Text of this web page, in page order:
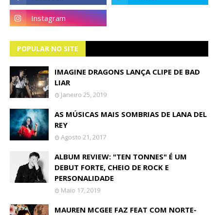
POPULAR NO SITE
IMAGINE DRAGONS LANÇA CLIPE DE BAD
LIAR
Janeiro 25, 2019
AS MÚSICAS MAIS SOMBRIAS DE LANA DEL
REY
Agosto 21, 2017
ALBUM REVIEW: "TEN TONNES" É UM
DEBUT FORTE, CHEIO DE ROCK E
PERSONALIDADE
Maio 17, 2019
MAUREN MCGEE FAZ FEAT COM NORTE-